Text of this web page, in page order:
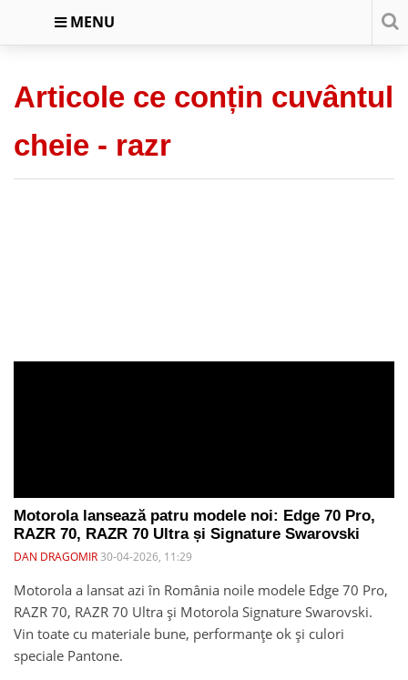
MENU
Articole ce conțin cuvântul
cheie - razr
Motorola lansează patru modele noi: Edge 70 Pro,
RAZR 70, RAZR 70 Ultra și Signature Swarovski
DAN DRAGOMIR30-04-2026, 11:29
Motorola a lansat azi în România noile modele Edge 70 Pro,
RAZR 70, RAZR 70 Ultra și Motorola Signature Swarovski.
Vin toate cu materiale bune, performanțe ok și culori
speciale Pantone.